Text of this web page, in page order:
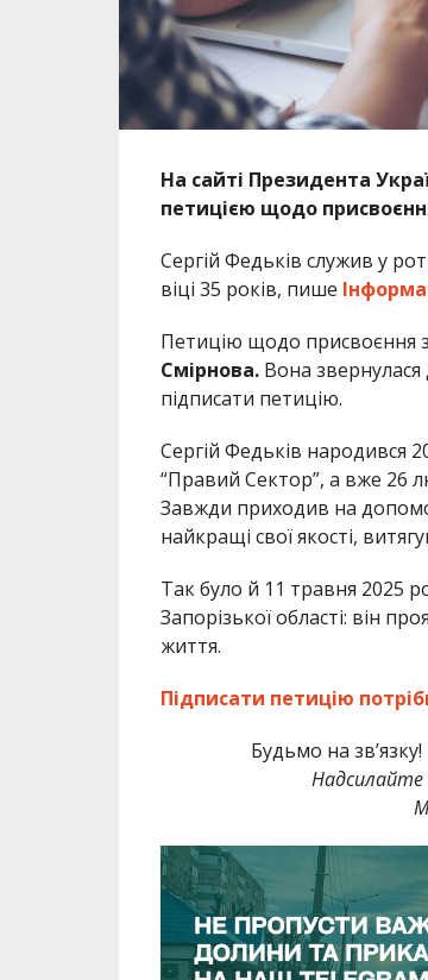
На сайті Президента
петицією щодо
Сергій Федьків служив у
віці 35 років, пише
Петицію щодо присвоєння
Смірнова.Вона звернулася
підписати петицію.
Сергій Федьків народився
“Правий Сектор”, а вже 26
Завжди приходив на
найкращі свої якості,
Так було й 11 травня 2025
Запорізької області: він
життя.
Підписати петицію
Будьмо на